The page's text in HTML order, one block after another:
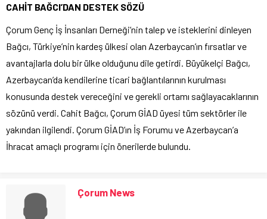
CAHİT BAĞCI’DAN DESTEK SÖZÜ
Çorum Genç İş İnsanları Derneği’nin talep ve isteklerini dinleyen
Bağcı, Türkiye’nin kardeş ülkesi olan Azerbaycan’ın fırsatlar ve
avantajlarla dolu bir ülke olduğunu dile getirdi. Büyükelçi Bağcı,
Azerbaycan’da kendilerine ticari bağlantılarının kurulması
konusunda destek vereceğini ve gerekli ortamı sağlayacaklarının
sözünü verdi. Cahit Bağcı, Çorum GİAD üyesi tüm sektörler ile
yakından ilgilendi. Çorum GİAD’ın İş Forumu ve Azerbaycan’a
İhracat amaçlı programı için önerilerde bulundu.
Çorum News